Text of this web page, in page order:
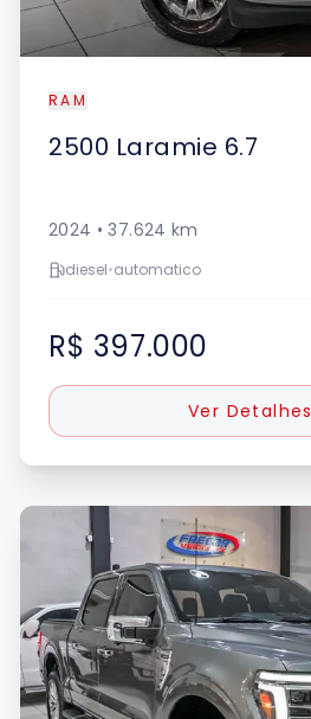
RAM
2500 Laramie 6.7
2024 •37.624 km
diesel•automatico
R$ 397.000
Ver Detalhes